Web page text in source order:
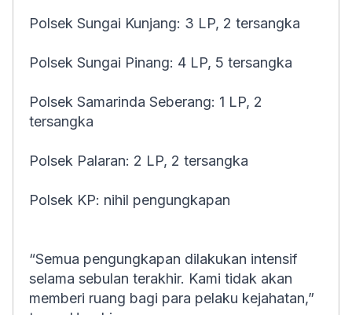
Polsek Sungai Kunjang: 3 LP, 2 tersangka
Polsek Sungai Pinang: 4 LP, 5 tersangka
Polsek Samarinda Seberang: 1 LP, 2
tersangka
Polsek Palaran: 2 LP, 2 tersangka
Polsek KP: nihil pengungkapan
“Semua pengungkapan dilakukan intensif
selama sebulan terakhir. Kami tidak akan
memberi ruang bagi para pelaku kejahatan,”